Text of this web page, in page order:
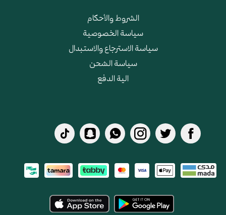
الشروط والأحكام
سياسة الخصوصية
سياسة الاسترجاع والاستبدال
سياسة الشحن
الية الدفع